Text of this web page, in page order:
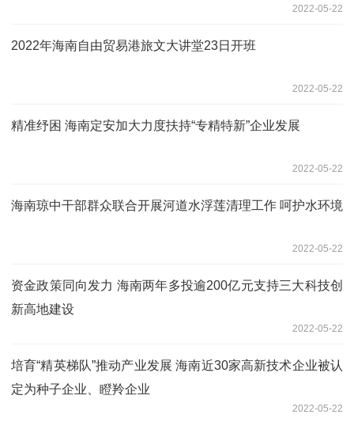
2022-05-22
2022年海南自由贸易港旅文大讲堂23日开班
2022-05-22
精准纾困 海南定安加大力度扶持“专精特新”企业发展
2022-05-22
海南琼中干部群众联合开展河道水浮莲清理工作 呵护水环境
2022-05-22
资金政策同向发力 海南两年多投逾200亿元支持三大科技创
新高地建设
2022-05-22
培育“精英梯队”推动产业发展 海南近30家高新技术企业被认
定为种子企业、瞪羚企业
2022-05-22